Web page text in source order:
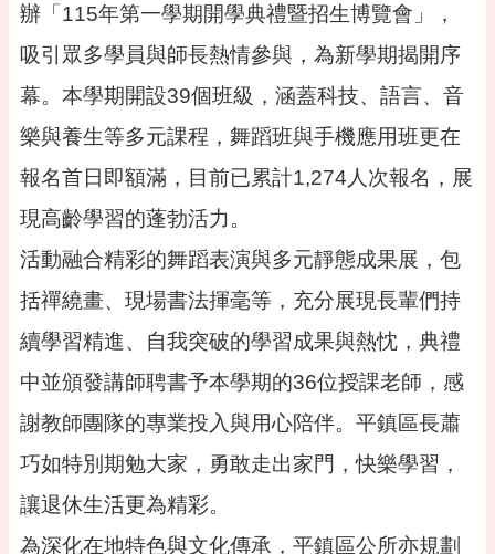
公
民
資
訊
機
關
訊
關
資
料
活
動
名
辦「115年第一學期開學典禮暨招生博覽會」，
吸引眾多學員與師長熱情參與，為新學期揭開序
幕。本學期開設39個班級，涵蓋科技、語言、音
樂與養生等多元課程，舞蹈班與手機應用班更在
報名首日即額滿，目前已累計1,274人次報名，展
現高齡學習的蓬勃活力。
活動融合精彩的舞蹈表演與多元靜態成果展，包
括禪繞畫、現場書法揮毫等，充分展現長輩們持
續學習精進、自我突破的學習成果與熱忱，典禮
中並頒發講師聘書予本學期的36位授課老師，感
謝教師團隊的專業投入與用心陪伴。平鎮區長蕭
巧如特別期勉大家，勇敢走出家門，快樂學習，
讓退休生活更為精彩。
為深化在地特色與文化傳承，平鎮區公所亦規劃